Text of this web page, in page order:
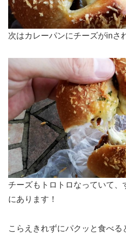
次はカレーパンにチーズがinさ
チーズもトロトロなっていて、
にあります！
こらえきれずにパクッと食べる